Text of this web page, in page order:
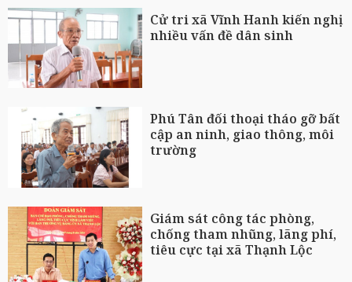
Cử tri xã Vĩnh Hanh kiến nghị
nhiều vấn đề dân sinh
Phú Tân đối thoại tháo gỡ bất
cập an ninh, giao thông, môi
trường
Giám sát công tác phòng,
chống tham nhũng, lãng phí,
tiêu cực tại xã Thạnh Lộc